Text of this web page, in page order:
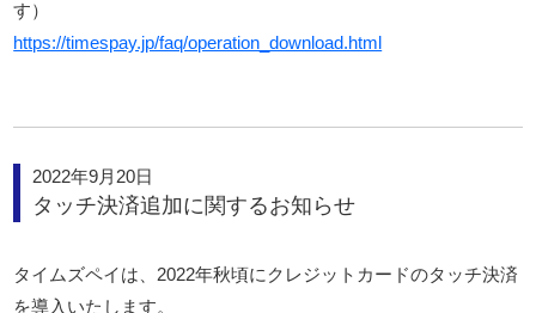
す）
https://timespay.jp/faq/operation_download.html
2022年9月20日
タッチ決済追加に関するお知らせ
タイムズペイは、2022年秋頃にクレジットカードのタッチ決済
を導入いたします。